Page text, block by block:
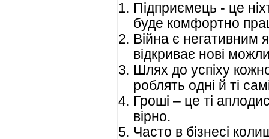
Підприємець - це
буде комфортно
Війна є негативним
відкриває нові
Шлях до успіху
роблять одні й ті
Гроші – це ті
вірно.
Часто в бізнесі